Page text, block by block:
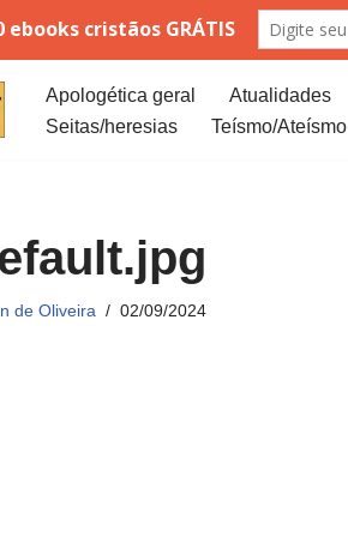
Apologética geral Atualidades
Seitas/heresias
Teísmo/Ateísmo
de Oliveira 02/09/2024